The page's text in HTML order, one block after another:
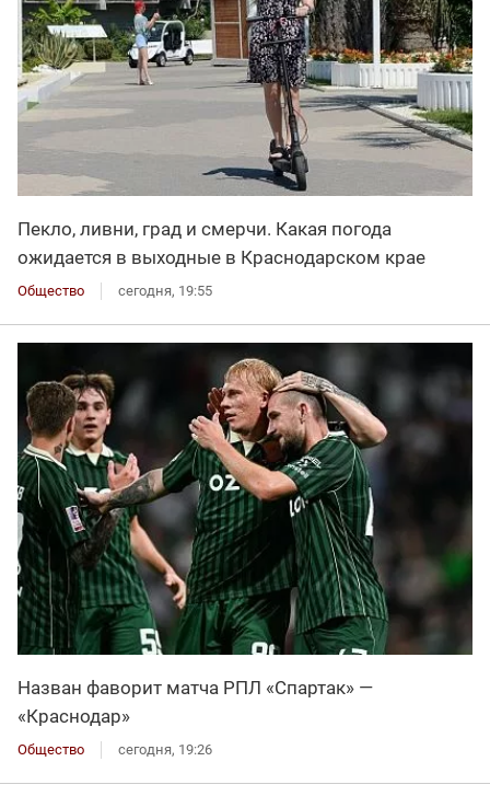
Пекло, ливни, град и смерчи. Какая погода
ожидается в выходные в Краснодарском крае
Общество сегодня, 19:55
Назван фаворит матча РПЛ «Спартак» —
«Краснодар»
Общество сегодня, 19:26